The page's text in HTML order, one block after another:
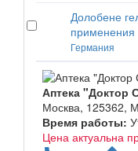
Долобене
применения
Германия
Аптека "Доктор
Москва, 125362,
Время работы:
Цена актуальна